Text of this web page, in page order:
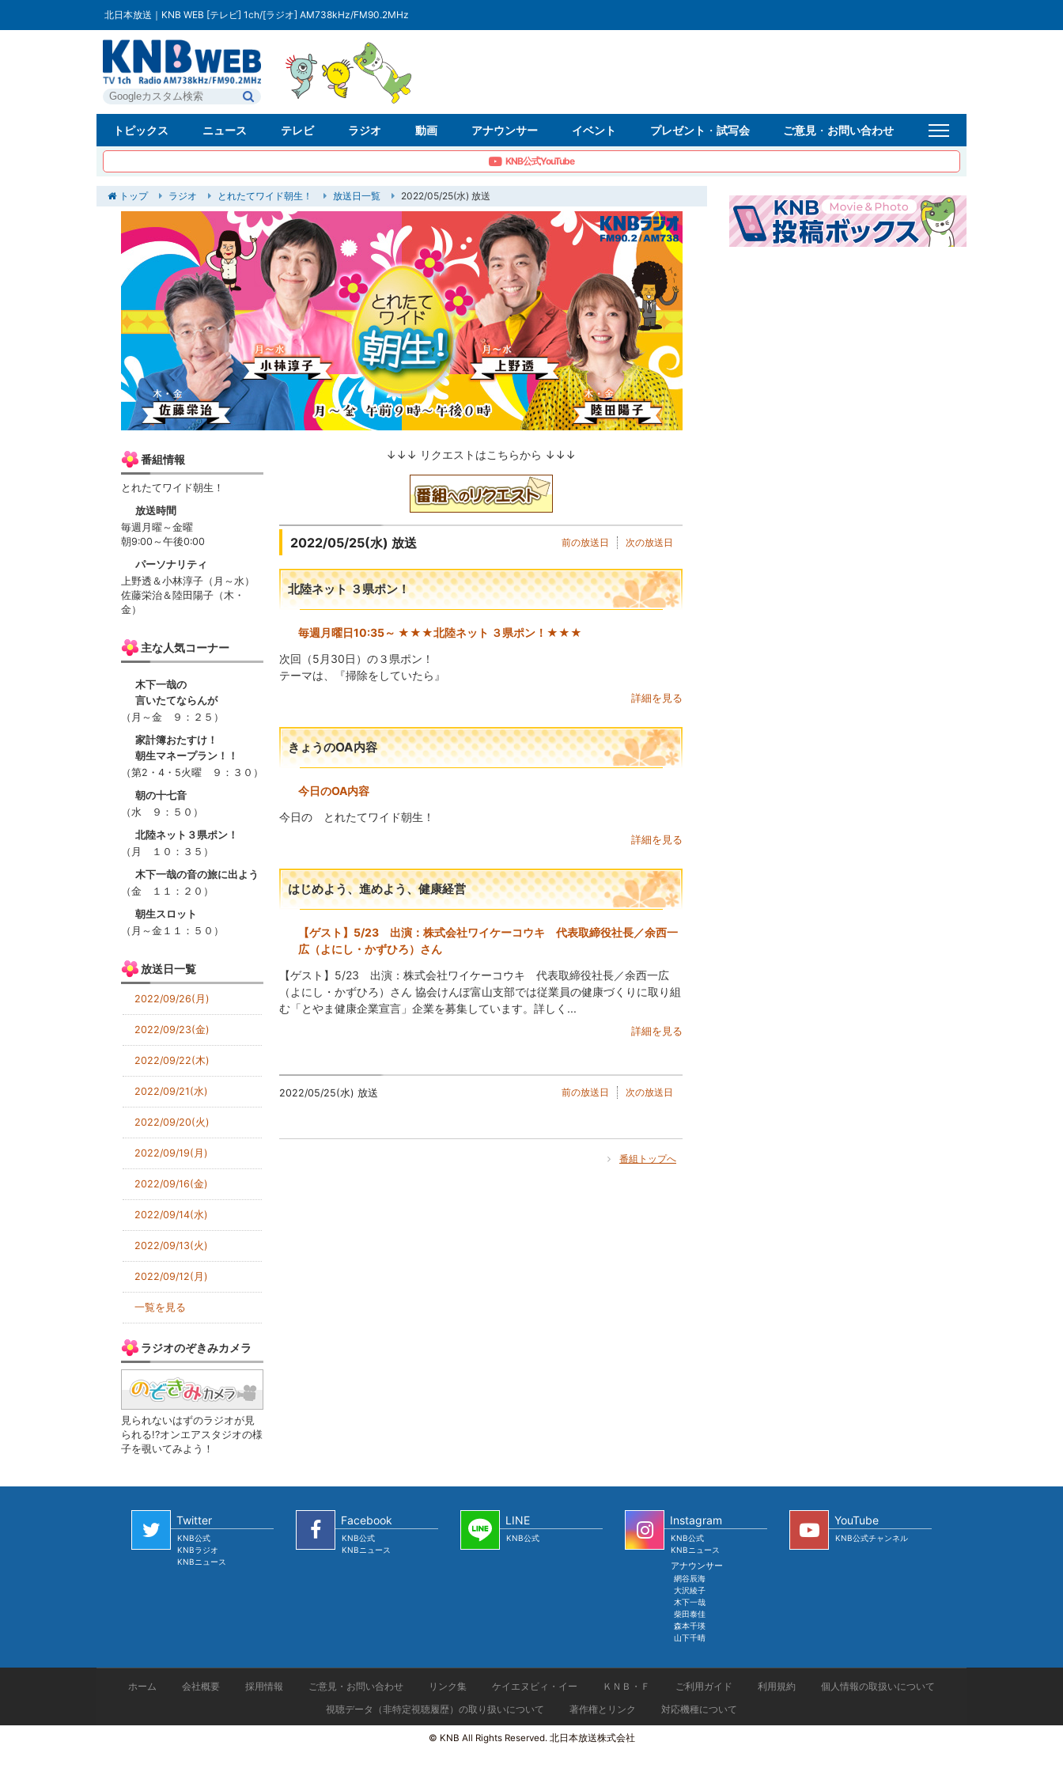
北日本放送｜KNB WEB [テレビ] 1ch/[ラジオ] AM738kHz/FM90.2MHz
トピックス ニュース テレビ ラジオ 動画 アナウンサー イベント プレゼント ・ 試写会 ご意見 ・ お問い合わせ
KNB公式YouTube
トップ ラジオ とれたてワイド朝生！ 放送日一覧 2022/05/25(水) 放送
↓↓↓ リクエストはこちらから ↓↓↓
2022/05/25(水) 放送 次の放送日
前の放送日
北陸ネット ３県ポン！
毎週月曜日10:35～ ★★★北陸ネット ３県ポン！★★★
次回（5月30日）の３県ポン！
テーマは、『掃除をしていたら』
詳細を見る
きょうのOA内容
今日のOA内容
今日の とれたてワイド朝生！
詳細を見る
はじめよう、進めよう、健康経営
【ゲスト】5/23 出演：株式会社ワイケーコウキ 代表取締役社長／余西一
広（よにし・かずひろ）さん
【ゲスト】5/23 出演：株式会社ワイケーコウキ 代表取締役社長／余西一広
（よにし・かずひろ）さん 協会けんぽ富山支部では従業員の健康づくりに取り組
む「とやま健康企業宣言」企業を募集しています。詳しく...
詳細を見る
2022/05/25(水) 放送 次の放送日
前の放送日
番組トップへ
番組情報
とれたてワイド朝生！
放送時間
毎週月曜～金曜
朝9:00～午後0:00
パーソナリティ
上野透＆小林淳子（月～水）
佐藤栄治＆陸田陽子（木・
金）
主な人気コーナー
木下一哉の
言いたてならんが
（月～金 ９：２５）
家計簿おたすけ！
朝生マネープラン！！
（第2・4・5火曜 ９：３０）
朝の十七音
（水 ９：５０）
北陸ネット３県ポン！
（月 １０：３５）
木下一哉の音の旅に出よう
（金 １１：２０）
朝生スロット
（月～金１１：５０）
放送日一覧
2022/09/26(月)
2022/09/23(金)
2022/09/22(木)
2022/09/21(水)
2022/09/20(火)
2022/09/19(月)
2022/09/16(金)
2022/09/14(水)
2022/09/13(火)
2022/09/12(月)
一覧を見る
ラジオのぞきみカメラ
見られないはずのラジオが見
られる!?オンエアスタジオの様
子を覗いてみよう！
Twitter
KNB公式
KNBラジオ
KNBニュース
Facebook
KNB公式
KNBニュース
LINE
KNB公式
Instagram
KNB公式
KNBニュース
アナウンサー
網谷辰海
大沢綾子
木下一哉
柴田泰佳
森本千瑛
山下千晴
YouTube
KNB公式チャンネル
ホーム 会社概要 採用情報 ご意見・お問い合わせ リンク集 ケイエヌビィ・イー ＫＮＢ・Ｆ ご利用ガイド 利用規約
個人情報の取扱いについて
視聴データ（非特定視聴履歴）の取り扱いについて
著作権とリンク 対応機種について
© KNB All Rights Reserved. 北日本放送株式会社